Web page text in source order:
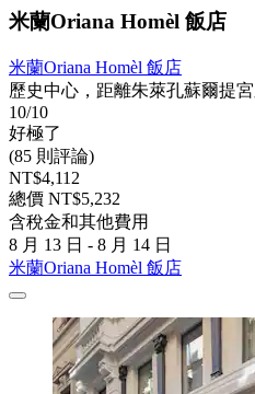
米蘭Oriana Homèl 飯店
米蘭Oriana Homèl 飯店
歷史中心，距離朱萊孔蘇爾提宮
10/10
好極了
(85 則評論)
NT$4,112
總價 NT$5,232
含稅金和其他費用
8 月 13 日 - 8 月 14 日
米蘭Oriana Homèl 飯店